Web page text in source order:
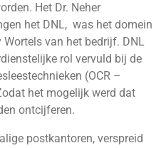
Het Dr. Neher
het DNL, was het domein
van het bedrijf. DNL
rol vervuld bij de
(OCR –
het mogelijk werd dat
ontcijferen.
postkantoren, verspreid